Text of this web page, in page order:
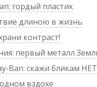
гордый пластик
длиною в жизнь
контраст!
первый металл
Ban: скажи бликам НЕТ
вздохе